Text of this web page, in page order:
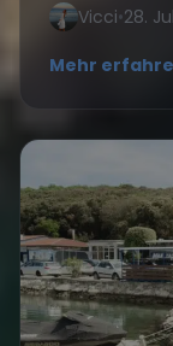
Vicci•28.
Mehr